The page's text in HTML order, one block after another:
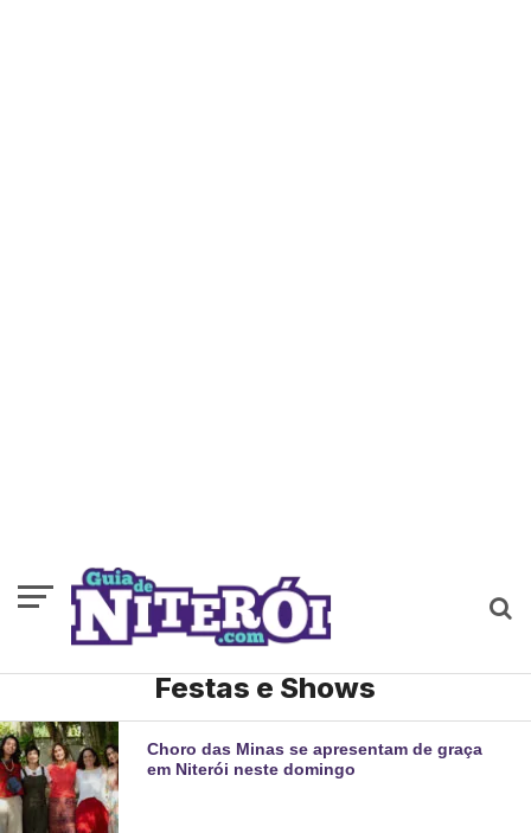
Festas e Shows
Choro das Minas se apresentam de graça
em Niterói neste domingo